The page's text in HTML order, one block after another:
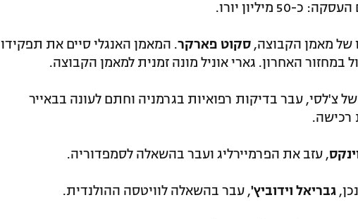
של מאמן הקבוצה, סקוט פארקר. המאמן האנגלי סיים את תפקידו
צ'לסי, עבר בדיקות רפואיות בגרמניה וחתם לעונה בבאייר
רכישה.
, עזב את הפרמיירליג ועבר בהשאלה לסמפדוריה.
גבריאל וידוביץ', עבר בהשאלה לוויטסה ההולנדית.